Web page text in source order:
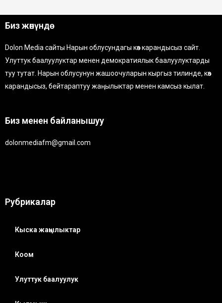
Биз жөнүндө
Dolon Media сайты Нарын облусундагы көз карандысыз сайт.
Улуттук баалуулуктар менен демократиялык баалуулуктарды
туу тутат. Нарын облусунун жашоочуларын кыргыз тилинде, көз
карандысыз, бейтараптуу жаңылыктар менен камсыз кылат.
Биз менен байланышуу
dolonmediafm@gmail.com
Рубрикалар
Кыска жаңылыктар
Коом
Улуттук баалуулук